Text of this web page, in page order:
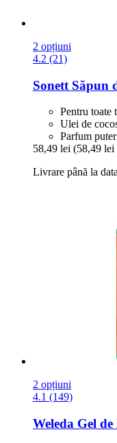
2 opțiuni
4.2 (21)
Sonett Săpun
Pentru toate
Ulei de
Parfum
58,49 lei (58,49 lei
Livrare până la
2 opțiuni
4.1 (149)
Weleda Gel